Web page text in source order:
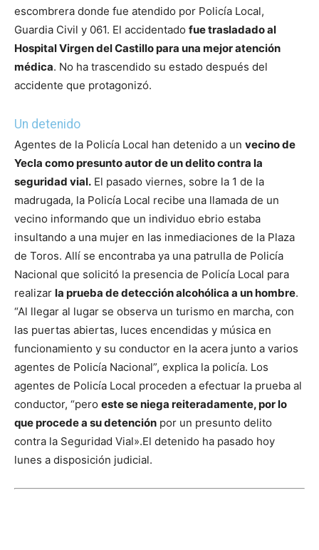
escombrera donde fue atendido por Policía Local,
Guardia Civil y 061. El accidentado fue trasladado al
Hospital Virgen del Castillo para una mejor atención
médica. No ha trascendido su estado después del
accidente que protagonizó.
Un detenido
Agentes de la Policía Local han detenido a un vecino de
Yecla como presunto autor de un delito contra la
seguridad vial. El pasado viernes, sobre la 1 de la
madrugada, la Policía Local recibe una llamada de un
vecino informando que un individuo ebrio estaba
insultando a una mujer en las inmediaciones de la Plaza
de Toros. Allí se encontraba ya una patrulla de Policía
Nacional que solicitó la presencia de Policía Local para
realizar la prueba de detección alcohólica a un hombre.
“Al llegar al lugar se observa un turismo en marcha, con
las puertas abiertas, luces encendidas y música en
funcionamiento y su conductor en la acera junto a varios
agentes de Policía Nacional”, explica la policía. Los
agentes de Policía Local proceden a efectuar la prueba al
conductor, “pero este se niega reiteradamente, por lo
que procede a su detención por un presunto delito
contra la Seguridad Vial».El detenido ha pasado hoy
lunes a disposición judicial.